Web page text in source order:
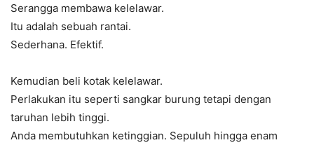
Serangga membawa kelelawar.
Itu adalah sebuah rantai.
Sederhana. Efektif.
Kemudian beli kotak kelelawar.
Perlakukan itu seperti sangkar burung tetapi dengan
taruhan lebih tinggi.
Anda membutuhkan ketinggian. Sepuluh hingga enam